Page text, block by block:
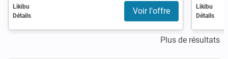
Likibu
Détails
Voir l'offre
Likibu
Détails
Plus de résultats